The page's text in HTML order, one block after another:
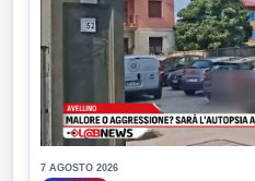
7 AGOSTO 2026